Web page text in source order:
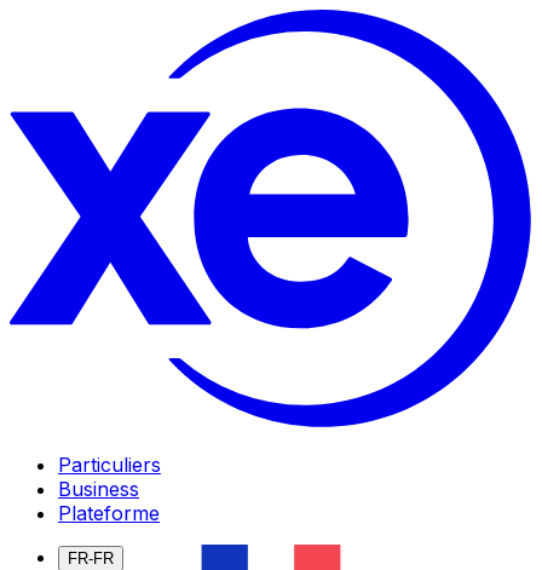
Particuliers
Business
Plateforme
FR-FR